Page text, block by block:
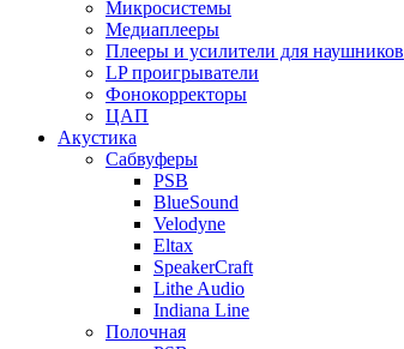
Микросистемы
Медиаплееры
Плееры и усилители для наушников
LP проигрыватели
Фонокорректоры
ЦАП
Акустика
Сабвуферы
PSB
BlueSound
Velodyne
Eltax
SpeakerCraft
Lithe Audio
Indiana Line
Полочная